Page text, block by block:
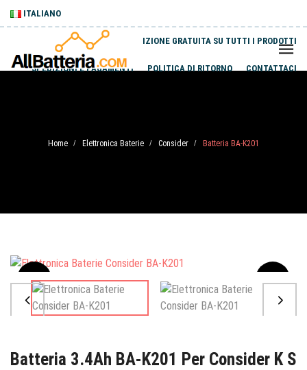
ITALIANO
SPEDIZIONE GRATUITA SU TUTTI I PRODOTTI
SPEDIZIONI E PAGAMENTI POLITICA DI RITORNO CONTATTACI
Home / Elettronica Baterie / Consider / Batteria BA-K201
Sale
Batteria 3.4Ah BA-K201 Per Consider K S